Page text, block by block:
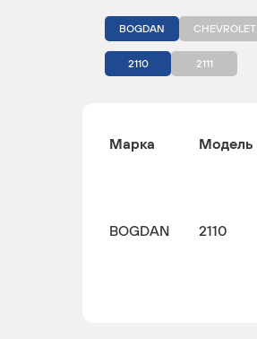
BOGDAN CHEVROLET
2110 2111
Марка Модель
BOGDAN 2110